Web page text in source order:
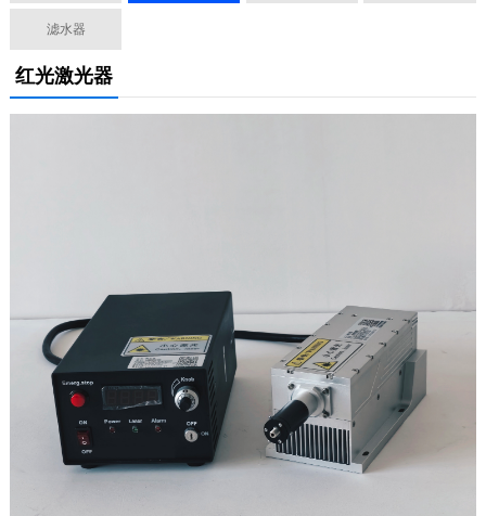
滤水器
红光激光器